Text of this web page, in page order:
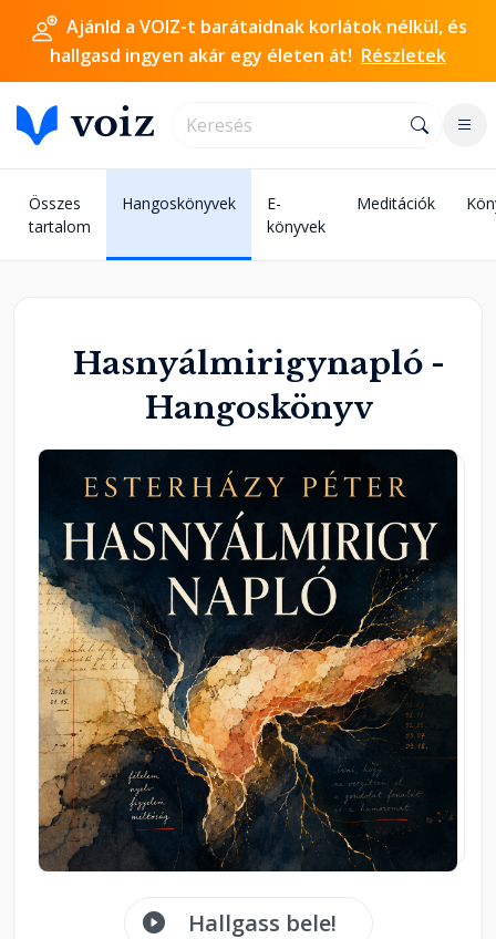
Ajánld a VOIZ-t barátaidnak korlátok nélkül, és
hallgasd ingyen akár egy életen át! Részletek
Összes
tartalom
Hangoskönyvek
E-
könyvek
Meditációk
Hasnyálmirigynapló -
Hangoskönyv
Hallgass bele!